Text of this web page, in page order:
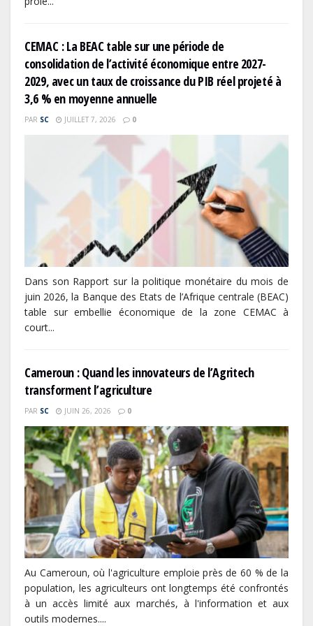
CEMAC : La BEAC table sur une période de
consolidation de l’activité économique entre 2027-
2029, avec un taux de croissance du PIB réel projeté à
3,6 % en moyenne annuelle
PAR SC JUILLET 7, 2026 0
Dans son Rapport sur la politique monétaire du mois de
juin 2026, la Banque des Etats de l’Afrique centrale (BEAC)
table sur embellie économique de la zone CEMAC à
court...
Cameroun : Quand les innovateurs de l’Agritech
transforment l’agriculture
PAR SC JUIN 26, 2026 0
Au Cameroun, où l'agriculture emploie près de 60 % de la
population, les agriculteurs ont longtemps été confrontés
à un accès limité aux marchés, à l'information et aux
outils modernes....